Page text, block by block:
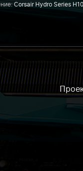
Corsair Hydro Series